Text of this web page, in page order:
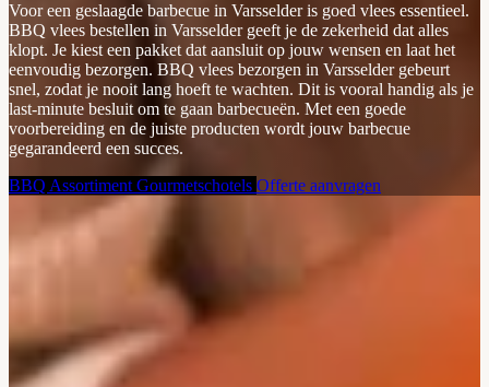
Voor een geslaagde barbecue in Varsselder is goed vlees essentieel.
BBQ vlees bestellen in Varsselder geeft je de zekerheid dat alles
klopt. Je kiest een pakket dat aansluit op jouw wensen en laat het
eenvoudig bezorgen. BBQ vlees bezorgen in Varsselder gebeurt
snel, zodat je nooit lang hoeft te wachten. Dit is vooral handig als je
last-minute besluit om te gaan barbecueën. Met een goede
voorbereiding en de juiste producten wordt jouw barbecue
gegarandeerd een succes.
BBQ Assortiment Gourmetschotels Offerte aanvragen